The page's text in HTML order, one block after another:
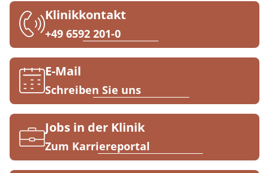
Kontakt
Gynäkologie
HTS & Cochlea
Long Covid
Onkologie
Pneumologie
Rheumatologie
Ihr Weg zu MEDIAN
Zuweiser
Über MEDIAN
Presse
Klinikkontakt
+49 6592 201-0
E-Mail
Schreiben Sie uns
Jobs in der Klinik
Zum Karriereportal